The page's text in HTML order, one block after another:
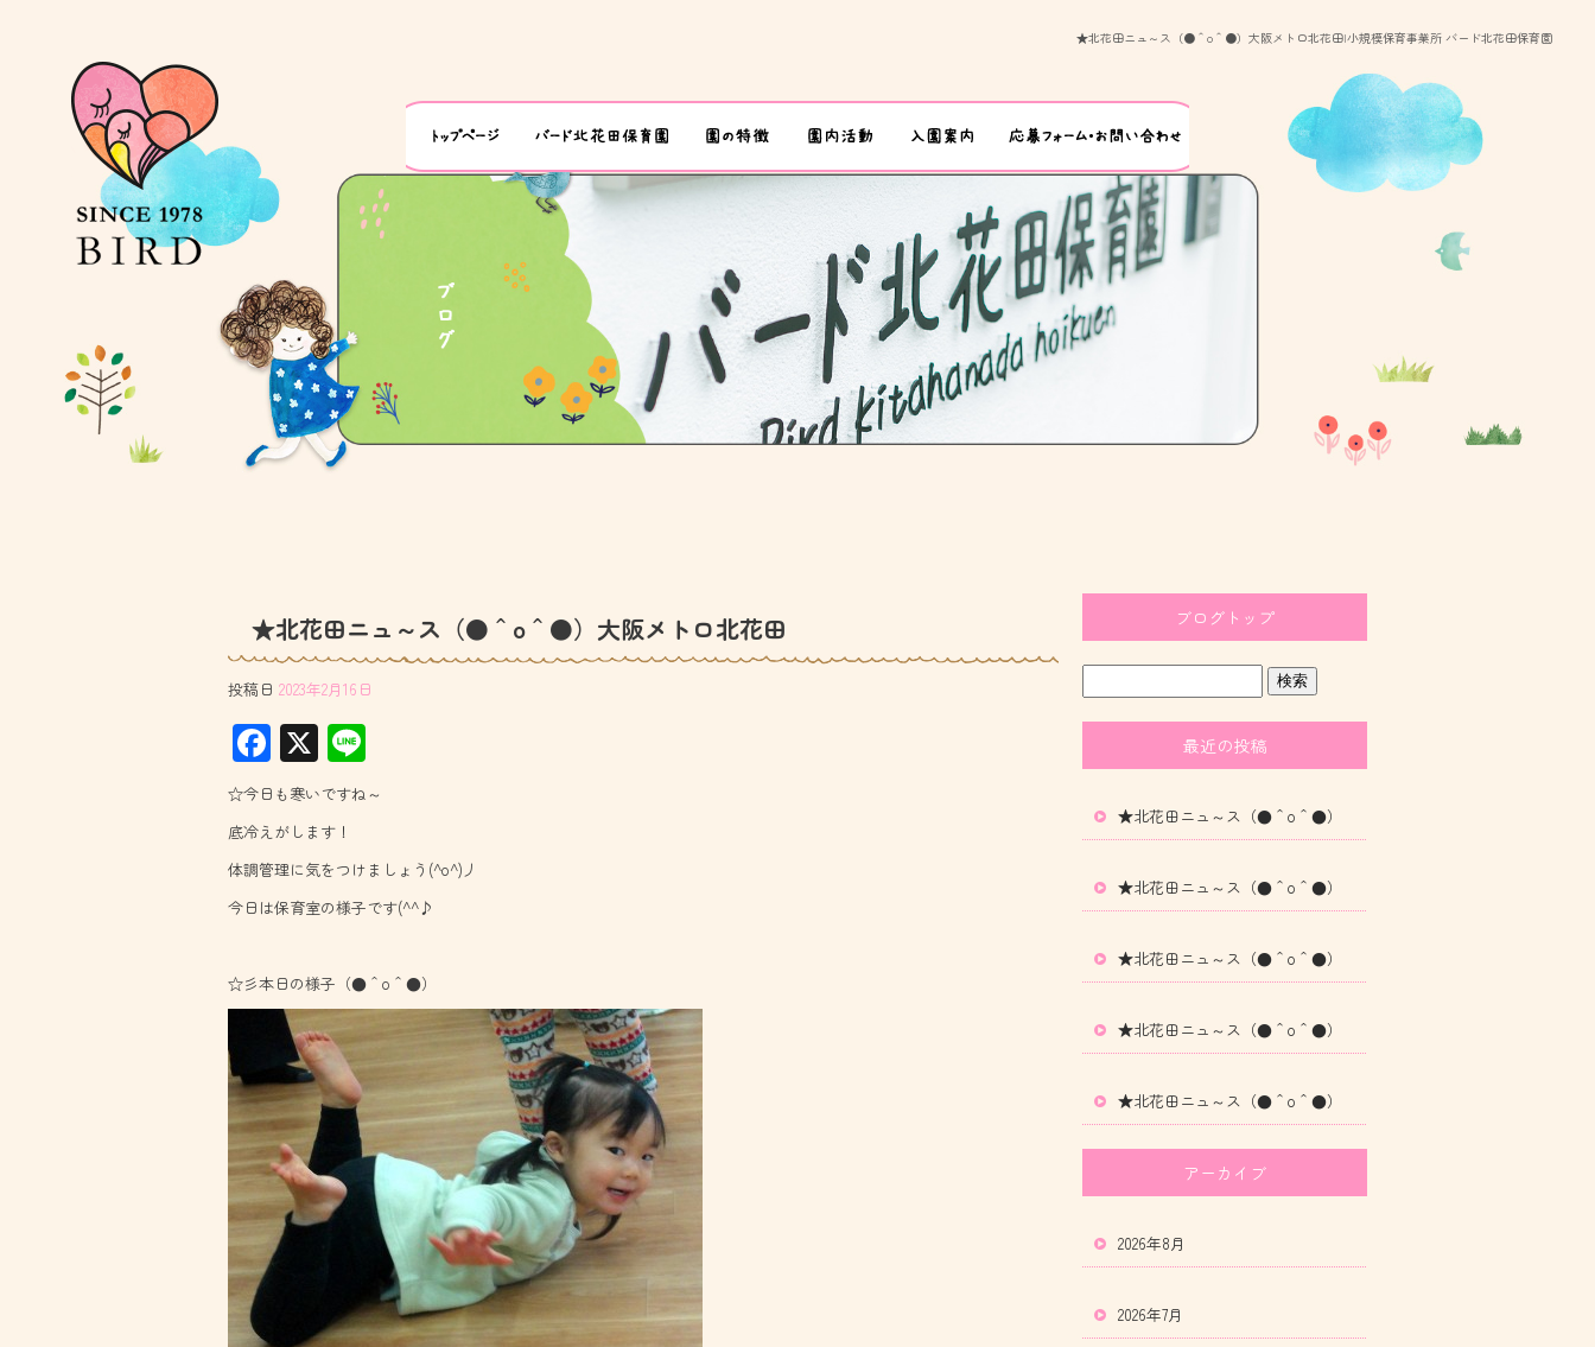
★北花田ニュ～ス（●＾o＾●）大阪メトロ北花田|小規模保育事業所 バード北花田保育園
★北花田ニュ～ス（●＾o＾●）大阪メトロ北花田
投稿日 2023年2月16日
F
ac
e
b
o
ok
X
ne
☆今日も寒いですね～
底冷えがします！
体調管理に気をつけましょう(^o^)丿
今日は保育室の様子です(^^♪
☆彡本日の様子（●＾o＾●）
ブログトップ
最近の投稿
★北花田ニュ～ス（●＾o＾●）
★北花田ニュ～ス（●＾o＾●）
★北花田ニュ～ス（●＾o＾●）
★北花田ニュ～ス（●＾o＾●）
★北花田ニュ～ス（●＾o＾●）
アーカイブ
2026年8月
2026年7月